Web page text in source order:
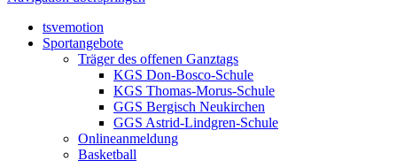
tsvemotion
Sportangebote
Träger des offenen Ganztags
KGS Don-Bosco-Schule
KGS Thomas-Morus-Schule
GGS Bergisch Neukirchen
GGS Astrid-Lindgren-Schule
Onlineanmeldung
Basketball